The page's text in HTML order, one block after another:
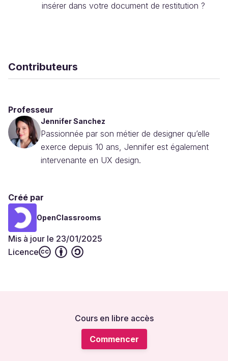
insérer dans votre document de restitution ?
Contributeurs
Professeur
Jennifer Sanchez
Passionnée par son métier de designer qu’elle
exerce depuis 10 ans, Jennifer est également
intervenante en UX design.
Créé par
OpenClassrooms
Mis à jour le 23/01/2025
Licence
Cours en libre accès
Commencer